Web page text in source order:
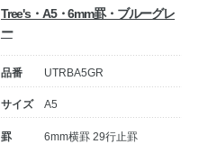
Tree's・A5・6mm罫・ブルーグレ
ー
品番 UTRBA5GR
サイズ A5
罫 6mm横罫 29行止罫